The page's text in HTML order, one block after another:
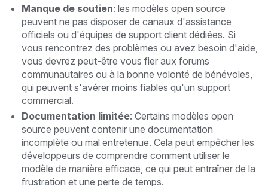
Manque de soutien: les modèles open source
peuvent ne pas disposer de canaux d'assistance
officiels ou d'équipes de support client dédiées. Si
vous rencontrez des problèmes ou avez besoin d'aide,
vous devrez peut-être vous fier aux forums
communautaires ou à la bonne volonté de bénévoles,
qui peuvent s'avérer moins fiables qu'un support
commercial.
Documentation limitée: Certains modèles open
source peuvent contenir une documentation
incomplète ou mal entretenue. Cela peut empêcher les
développeurs de comprendre comment utiliser le
modèle de manière efficace, ce qui peut entraîner de la
frustration et une perte de temps.